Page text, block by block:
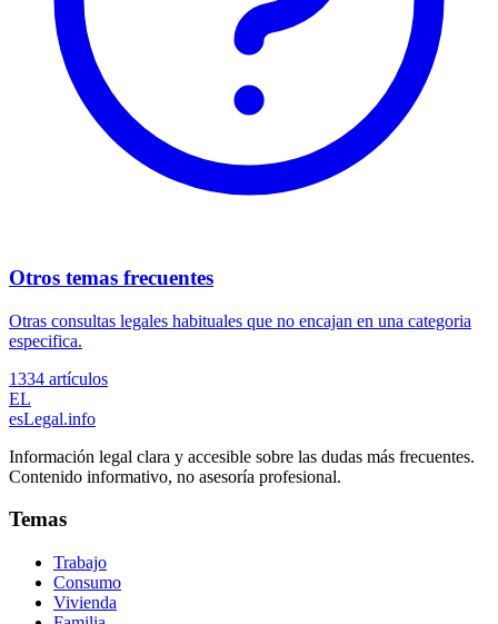
Otros temas frecuentes
Otras consultas legales habituales que no encajan en una categoria
especifica.
1334 artículos
EL
esLegal.info
Información legal clara y accesible sobre las dudas más frecuentes.
Contenido informativo, no asesoría profesional.
Temas
Trabajo
Consumo
Vivienda